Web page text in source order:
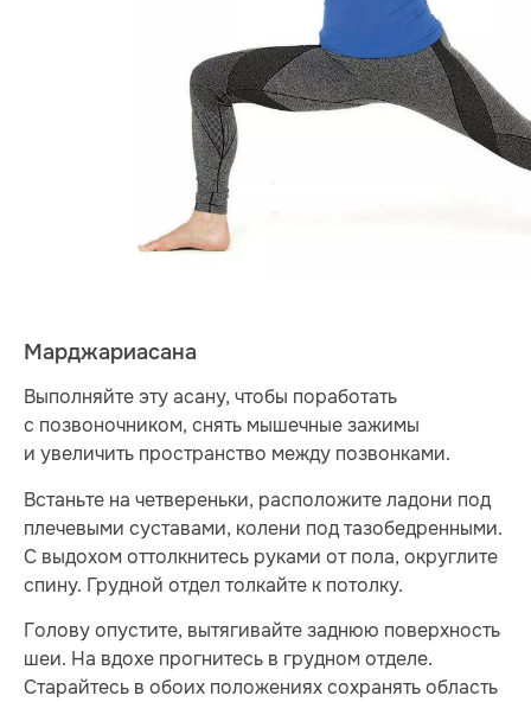
Марджариасана
Выполняйте эту асану, чтобы поработать
с позвоночником, снять мышечные зажимы
и увеличить пространство между позвонками.
Встаньте на четвереньки, расположите ладони под
плечевыми суставами, колени под тазобедренными.
С выдохом оттолкнитесь руками от пола, округлите
спину. Грудной отдел толкайте к потолку.
Голову опустите, вытягивайте заднюю поверхность
шеи. На вдохе прогнитесь в грудном отделе.
Старайтесь в обоих положениях сохранять область